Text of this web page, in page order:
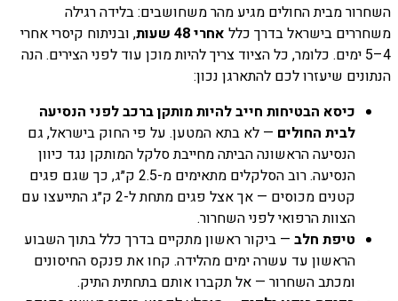
השחרור מבית החולים מגיע מהר משחושבים: בלידה רגילה
משחררים בישראל בדרך כלל אחרי 48 שעות
, ובניתוח קיסרי אחרי
4–5 ימים. כלומר, כל הציוד צריך להיות מוכן עוד לפני הצירים. הנה
הנתונים שיעזרו לכם להתארגן נכון:
כיסא הבטיחות חייב להיות מותקן ברכב לפני הנסיעה
לבית החולים — לא בתא המטען. על פי החוק בישראל, גם
הנסיעה הראשונה הביתה מחייבת סלקל המותקן נגד כיוון
הנסיעה. רוב הסלקלים מתאימים מ-2.5 ק״ג, כך שגם פגים
קטנים מכוסים — אך אצל פגים מתחת ל-2 ק״ג התייעצו עם
הצוות הרפואי לפני השחרור.
טיפת חלב — ביקור ראשון מתקיים בדרך כלל בתוך השבוע
הראשון עד עשרה ימים מהלידה. קחו את פנקס החיסונים
ומכתב השחרור — אל תקברו אותם בתחתית התיק.